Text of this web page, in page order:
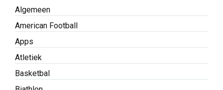
Algemeen
American Football
Apps
Atletiek
Basketbal